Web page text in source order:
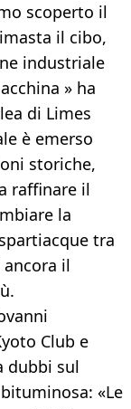
scoperto il
il cibo,
industriale
» ha
di Limes
è emerso
storiche,
raffinare il
la
tra
il
Club e
dubbi sul
«Le